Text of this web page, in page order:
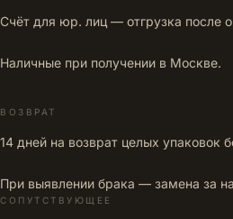
Счёт для юр. лиц — отгрузка после
Наличные при получении в Москве.
ВОЗВРАТ
14 дней на возврат целых упаковок
При выявлении брака — замена за
СОПУТСТВУЮЩЕЕ